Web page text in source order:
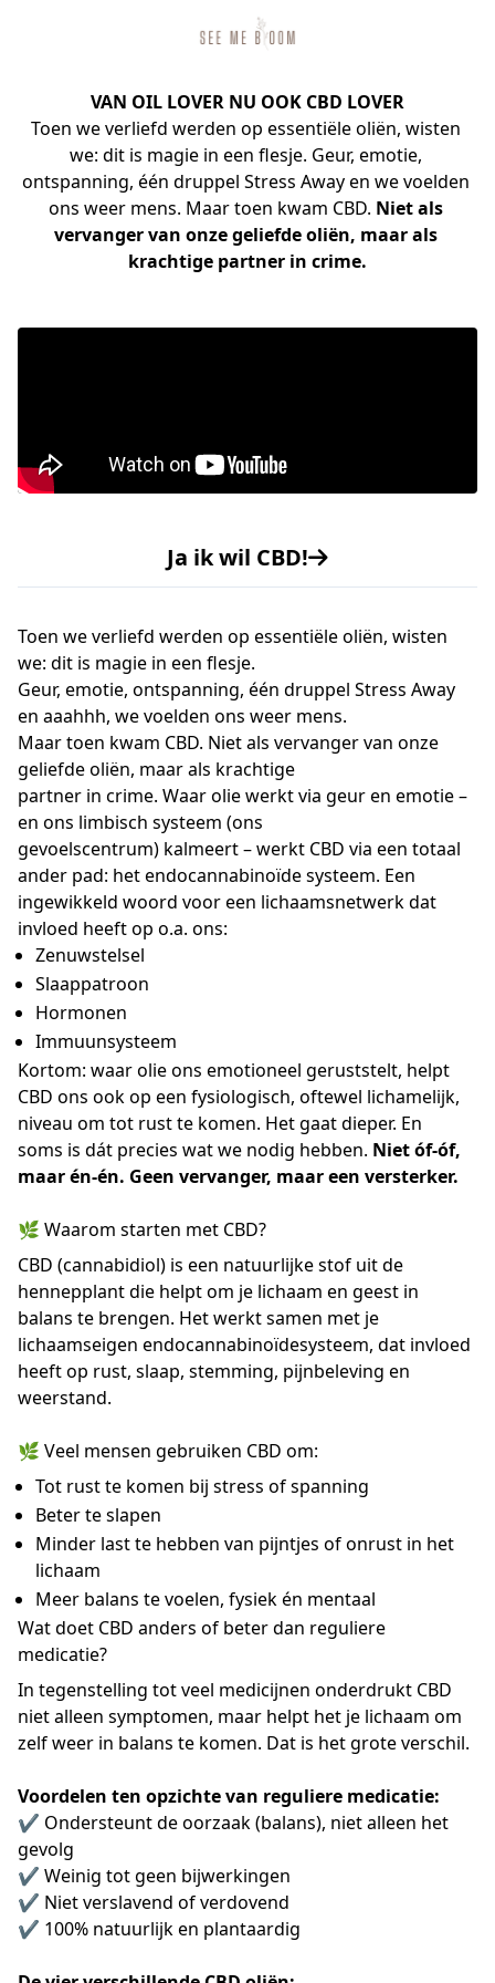
VAN OIL LOVER NU OOK CBD LOVER
Toen we verliefd werden op essentiële oliën, wisten
we: dit is magie in een flesje. Geur, emotie,
ontspanning, één druppel Stress Away en we voelden
ons weer mens. Maar toen kwam CBD. Niet als
vervanger van onze geliefde oliën, maar als
krachtige partner in crime.
Ja ik wil CBD!
Toen we verliefd werden op essentiële oliën, wisten
we: dit is magie in een flesje.
Geur, emotie, ontspanning, één druppel Stress Away
en aaahhh, we voelden ons weer mens.
Maar toen kwam CBD. Niet als vervanger van onze
geliefde oliën, maar als krachtige
partner in crime. Waar olie werkt via geur en emotie –
en ons limbisch systeem (ons
gevoelscentrum) kalmeert – werkt CBD via een totaal
ander pad: het endocannabinoïde systeem. Een
ingewikkeld woord voor een lichaamsnetwerk dat
invloed heeft op o.a. ons:
Zenuwstelsel
Slaappatroon
Hormonen
Immuunsysteem
Kortom: waar olie ons emotioneel geruststelt, helpt
CBD ons ook op een fysiologisch, oftewel lichamelijk,
niveau om tot rust te komen. Het gaat dieper. En
soms is dát precies wat we nodig hebben. Niet óf-óf,
maar én-én. Geen vervanger, maar een versterker.
🌿 Waarom starten met CBD?
CBD (cannabidiol) is een natuurlijke stof uit de
hennepplant die helpt om je lichaam en geest in
balans te brengen. Het werkt samen met je
lichaamseigen endocannabinoïdesysteem, dat invloed
heeft op rust, slaap, stemming, pijnbeleving en
weerstand.
🌿 Veel mensen gebruiken CBD om:
Tot rust te komen bij stress of spanning
Beter te slapen
Minder last te hebben van pijntjes of onrust in het
lichaam
Meer balans te voelen, fysiek én mentaal
Wat doet CBD anders of beter dan reguliere
medicatie?
In tegenstelling tot veel medicijnen onderdrukt CBD
niet alleen symptomen, maar helpt het je lichaam om
zelf weer in balans te komen. Dat is het grote verschil.
Voordelen ten opzichte van reguliere medicatie:
✔️ Ondersteunt de oorzaak (balans), niet alleen het
gevolg
✔️ Weinig tot geen bijwerkingen
✔️ Niet verslavend of verdovend
✔️ 100% natuurlijk en plantaardig